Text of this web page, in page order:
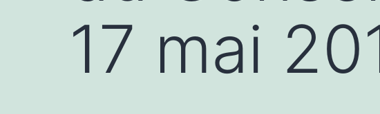
17 mai